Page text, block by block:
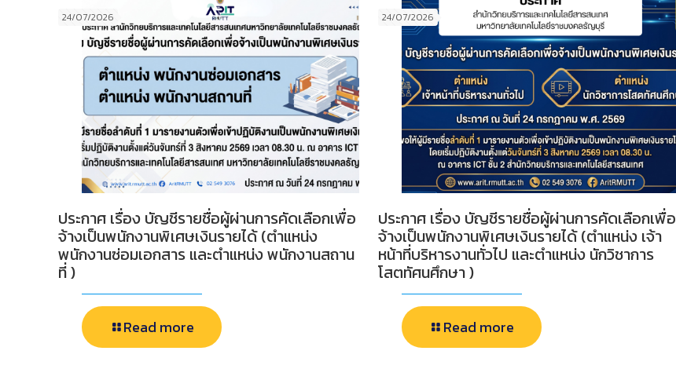
24/07/2026
ประกาศ เรื่อง บัญชีรายชื่อผู้ผ่านการคัดเลือกเพื่อ
จ้างเป็นพนักงานพิเศษเงินรายได้ (ตำแหน่ง
พนักงานซ่อมเอกสาร และตำแหน่ง พนักงานสถาน
ที่ )
Read more
24/07/2026
ประกาศ เรื่อง บัญชีรายชื่อผู้ผ่านการคัดเลือกเพื่อ
จ้างเป็นพนักงานพิเศษเงินรายได้ (ตำแหน่ง เจ้า
หน้าที่บริหารงานทั่วไป และตำแหน่ง นักวิชาการ
โสตทัศนศึกษา )
Read more